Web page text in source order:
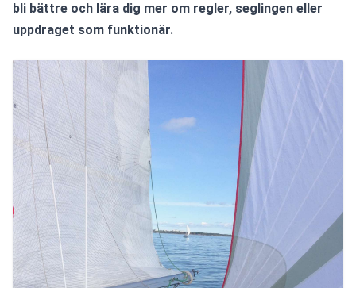
bli bättre och lära dig mer om regler, seglingen eller
uppdraget som funktionär.